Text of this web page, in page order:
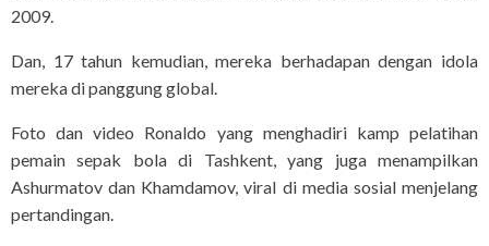
2009.
Dan, 17 tahun kemudian, mereka berhadapan dengan idola
mereka di panggung global.
Foto dan video Ronaldo yang menghadiri kamp pelatihan
pemain sepak bola di Tashkent, yang juga menampilkan
Ashurmatov dan Khamdamov, viral di media sosial menjelang
pertandingan.